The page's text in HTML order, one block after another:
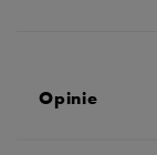
Opinie